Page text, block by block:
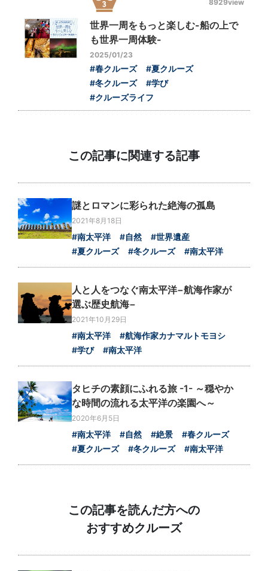
8929view
世界一周をもっと楽しむ-船の上で
も世界一周体験-
2025/01/23
#春クルーズ
#夏クルーズ
#冬クルーズ
#学び
#クルーズライフ
この記事に関連する記事
謎とロマンに彩られた絶海の孤島
2021年8月18日
#南太平洋 #自然
#世界遺産
#夏クルーズ
#冬クルーズ #南太平洋
人と人をつなぐ南太平洋−航海作家が
選ぶ歴史航海−
2021年10月29日
#南太平洋
#航海作家カナマルトモヨシ
#学び
#南太平洋
タヒチの素顔にふれる旅 -1- ～穏やか
な時間の流れる太平洋の楽園へ～
2020年6月5日
#南太平洋 #自然 #絶景
#春クルーズ
#夏クルーズ
#冬クルーズ #南太平洋
この記事を読んだ方への
おすすめクルーズ